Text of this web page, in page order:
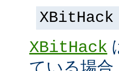
XBitHack
XBitHack